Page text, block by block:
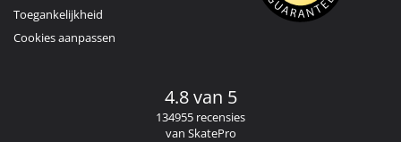
Toegankelijkheid
Cookies aanpassen
4.8 van 5
134955 recensies
van SkatePro